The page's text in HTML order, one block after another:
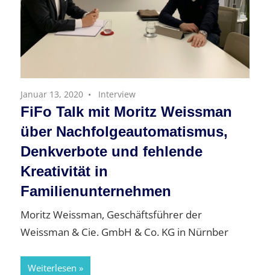
Januar 13, 2020 Interview
FiFo Talk mit Moritz Weissman
über Nachfolgeautomatismus,
Denkverbote und fehlende
Kreativität in
Familienunternehmen
Moritz Weissman, Geschäftsführer der
Weissman & Cie. GmbH & Co. KG in Nürnber
Weiterlesen